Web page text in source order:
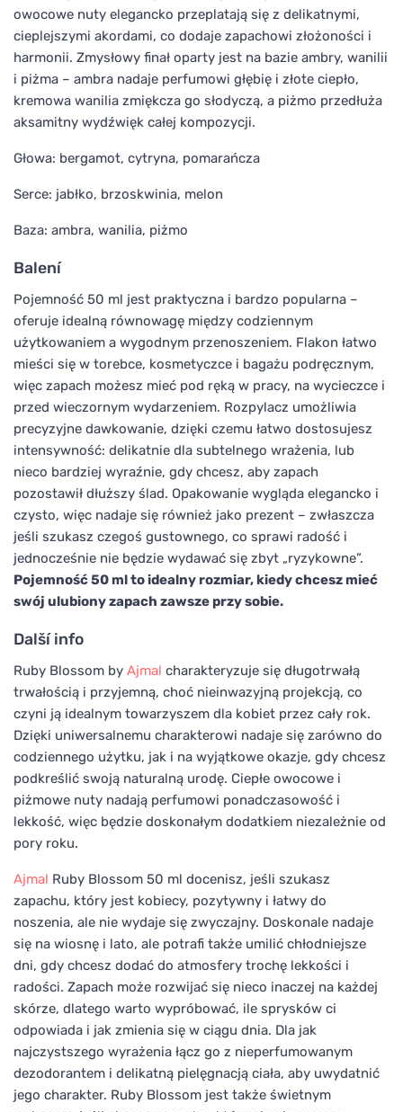
owocowe nuty elegancko przeplatają się z delikatnymi,
cieplejszymi akordami, co dodaje zapachowi złożoności i
harmonii. Zmysłowy finał oparty jest na bazie ambry, wanilii
i piżma – ambra nadaje perfumowi głębię i złote ciepło,
kremowa wanilia zmiękcza go słodyczą, a piżmo przedłuża
aksamitny wydźwięk całej kompozycji.
Głowa: bergamot, cytryna, pomarańcza
Serce: jabłko, brzoskwinia, melon
Baza: ambra, wanilia, piżmo
Balení
Pojemność 50 ml jest praktyczna i bardzo popularna –
oferuje idealną równowagę między codziennym
użytkowaniem a wygodnym przenoszeniem. Flakon łatwo
mieści się w torebce, kosmetyczce i bagażu podręcznym,
więc zapach możesz mieć pod ręką w pracy, na wycieczce i
przed wieczornym wydarzeniem. Rozpylacz umożliwia
precyzyjne dawkowanie, dzięki czemu łatwo dostosujesz
intensywność: delikatnie dla subtelnego wrażenia, lub
nieco bardziej wyraźnie, gdy chcesz, aby zapach
pozostawił dłuższy ślad. Opakowanie wygląda elegancko i
czysto, więc nadaje się również jako prezent – zwłaszcza
jeśli szukasz czegoś gustownego, co sprawi radość i
jednocześnie nie będzie wydawać się zbyt „ryzykowne”.
Pojemność 50 ml to idealny rozmiar, kiedy chcesz mieć
swój ulubiony zapach zawsze przy sobie.
Další info
Ruby Blossom by Ajmal charakteryzuje się długotrwałą
trwałością i przyjemną, choć nieinwazyjną projekcją, co
czyni ją idealnym towarzyszem dla kobiet przez cały rok.
Dzięki uniwersalnemu charakterowi nadaje się zarówno do
codziennego użytku, jak i na wyjątkowe okazje, gdy chcesz
podkreślić swoją naturalną urodę. Ciepłe owocowe i
piżmowe nuty nadają perfumowi ponadczasowość i
lekkość, więc będzie doskonałym dodatkiem niezależnie od
pory roku.
Ajmal Ruby Blossom 50 ml docenisz, jeśli szukasz
zapachu, który jest kobiecy, pozytywny i łatwy do
noszenia, ale nie wydaje się zwyczajny. Doskonale nadaje
się na wiosnę i lato, ale potrafi także umilić chłodniejsze
dni, gdy chcesz dodać do atmosfery trochę lekkości i
radości. Zapach może rozwijać się nieco inaczej na każdej
skórze, dlatego warto wypróbować, ile sprysków ci
odpowiada i jak zmienia się w ciągu dnia. Dla jak
najczystszego wyrażenia łącz go z nieperfumowanym
dezodorantem i delikatną pielęgnacją ciała, aby uwydatnić
jego charakter. Ruby Blossom jest także świetnym